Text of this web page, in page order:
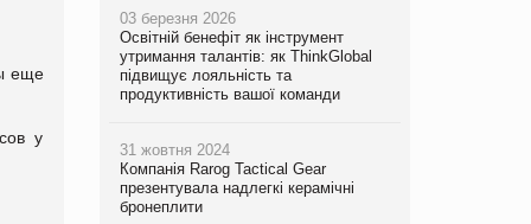
еще
у
03 березня 2026
Освітній бенефіт як інструмент
утримання талантів: як ThinkGlobal
підвищує лояльність та
продуктивність вашої команди
31 жовтня 2024
Компанія Rarog Tactical Gear
презентувала надлегкі керамічні
бронеплити